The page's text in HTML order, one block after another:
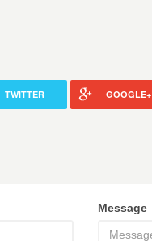
TWITTER GOOGLE+
Message